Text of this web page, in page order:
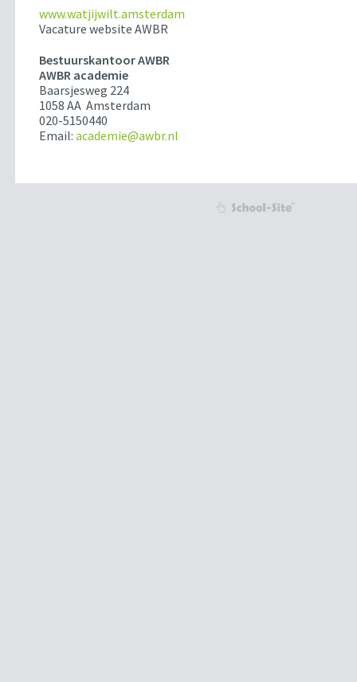
www.watjijwilt.amsterdam
Vacature website AWBR
Bestuurskantoor AWBR
AWBR academie
Baarsjesweg 224
1058 AA Amsterdam
020-5150440
Email:academie@awbr.nl